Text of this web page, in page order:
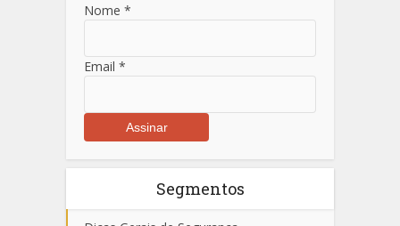
Nome *
Email *
Segmentos